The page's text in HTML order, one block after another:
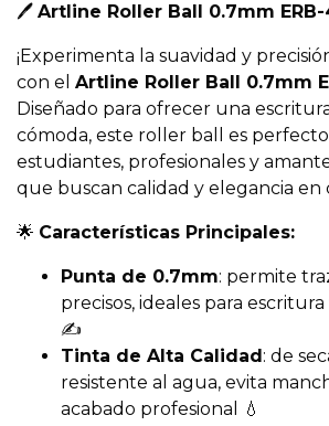
🖊️ Artline Roller Ball 0.7mm
¡Experimenta la suavidad y
con el Artline Roller Ball 0.7mm
Diseñado para ofrecer una
cómoda, este roller ball es
estudiantes, profesionales y
que buscan calidad y elegancia en
🌟 Características Principales:
Punta de 0.7mm: permite
precisos, ideales para
✍️
Tinta de Alta Calidad: de
resistente al agua, evita
acabado profesional 💧